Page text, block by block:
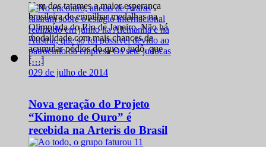
Vem dos tatames a maior esperança
brasileira de empilhar medalhas na
Olimpíada do Rio de Janeiro. Não há
modalidade com mais chances de
acumular pódios do que o judô, que
[…]
029 de julho de 2014
Nova geração do Projeto
“Kimono de Ouro” é
recebida na Arteris do Brasil